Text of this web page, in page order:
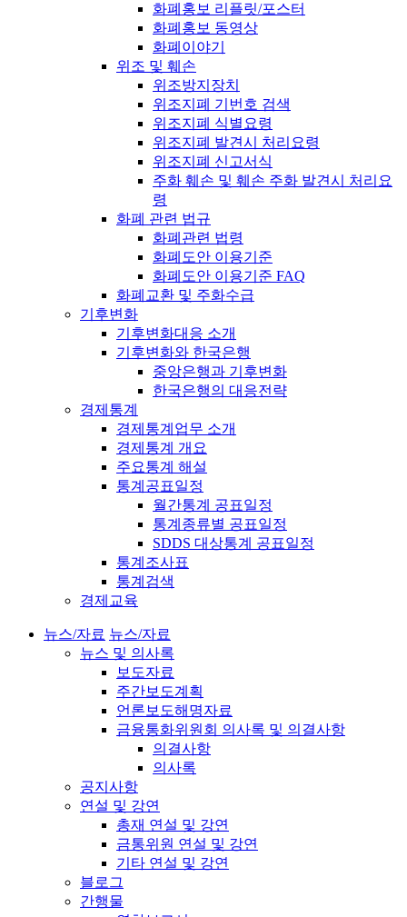
화폐홍보 리플릿/포스터
화폐홍보 동영상
화폐이야기
위조 및 훼손
위조방지장치
위조지폐 기번호 검색
위조지폐 식별요령
위조지폐 발견시 처리요령
위조지폐 신고서식
주화 훼손 및 훼손 주화 발견시 처리요
령
화폐 관련 법규
화폐관련 법령
화폐도안 이용기준
화폐도안 이용기준 FAQ
화폐교환 및 주화수급
기후변화
기후변화대응 소개
기후변화와 한국은행
중앙은행과 기후변화
한국은행의 대응전략
경제통계
경제통계업무 소개
경제통계 개요
주요통계 해설
통계공표일정
월간통계 공표일정
통계종류별 공표일정
SDDS 대상통계 공표일정
통계조사표
통계검색
경제교육
뉴스/자료 뉴스/자료
뉴스 및 의사록
보도자료
주간보도계획
언론보도해명자료
금융통화위원회 의사록 및 의결사항
의결사항
의사록
공지사항
연설 및 강연
총재 연설 및 강연
금통위원 연설 및 강연
기타 연설 및 강연
블로그
간행물